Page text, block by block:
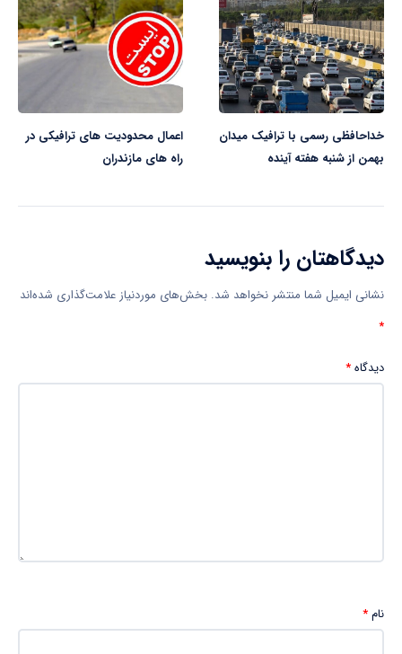
خداحافظی رسمی با ترافیک میدان
بهمن از شنبه هفته آینده
اعمال محدودیت های ترافیکی در
راه های مازندران
دیدگاهتان را بنویسید
نشانی ایمیل شما منتشر نخواهد شد. بخش‌های موردنیاز علامت‌گذاری شده‌اند
*
دیدگاه*
نام*